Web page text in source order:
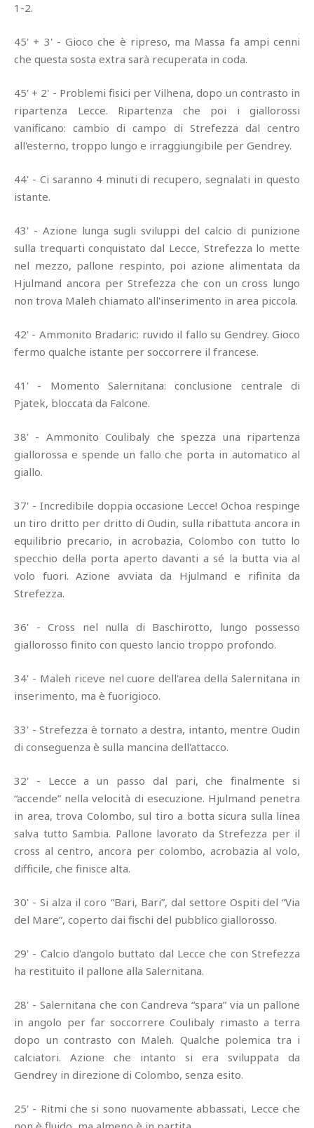
1-2.
45' + 3' - Gioco che è ripreso, ma Massa fa ampi cenni
che questa sosta extra sarà recuperata in coda.
45' + 2' - Problemi fisici per Vilhena, dopo un contrasto in
ripartenza Lecce. Ripartenza che poi i giallorossi
vanificano: cambio di campo di Strefezza dal centro
all'esterno, troppo lungo e irraggiungibile per Gendrey.
44' - Ci saranno 4 minuti di recupero, segnalati in questo
istante.
43' - Azione lunga sugli sviluppi del calcio di punizione
sulla trequarti conquistato dal Lecce, Strefezza lo mette
nel mezzo, pallone respinto, poi azione alimentata da
Hjulmand ancora per Strefezza che con un cross lungo
non trova Maleh chiamato all'inserimento in area piccola.
42' - Ammonito Bradaric: ruvido il fallo su Gendrey. Gioco
fermo qualche istante per soccorrere il francese.
41' - Momento Salernitana: conclusione centrale di
Pjatek, bloccata da Falcone.
38' - Ammonito Coulibaly che spezza una ripartenza
giallorossa e spende un fallo che porta in automatico al
giallo.
37' - Incredibile doppia occasione Lecce! Ochoa respinge
un tiro dritto per dritto di Oudin, sulla ribattuta ancora in
equilibrio precario, in acrobazia, Colombo con tutto lo
specchio della porta aperto davanti a sé la butta via al
volo fuori. Azione avviata da Hjulmand e rifinita da
Strefezza.
36' - Cross nel nulla di Baschirotto, lungo possesso
giallorosso finito con questo lancio troppo profondo.
34' - Maleh riceve nel cuore dell'area della Salernitana in
inserimento, ma è fuorigioco.
33' - Strefezza è tornato a destra, intanto, mentre Oudin
di conseguenza è sulla mancina dell'attacco.
32' - Lecce a un passo dal pari, che finalmente si
“accende” nella velocità di esecuzione. Hjulmand penetra
in area, trova Colombo, sul tiro a botta sicura sulla linea
salva tutto Sambia. Pallone lavorato da Strefezza per il
cross al centro, ancora per colombo, acrobazia al volo,
difficile, che finisce alta.
30' - Si alza il coro “Bari, Bari”, dal settore Ospiti del “Via
del Mare”, coperto dai fischi del pubblico giallorosso.
29' - Calcio d'angolo buttato dal Lecce che con Strefezza
ha restituito il pallone alla Salernitana.
28' - Salernitana che con Candreva “spara” via un pallone
in angolo per far soccorrere Coulibaly rimasto a terra
dopo un contrasto con Maleh. Qualche polemica tra i
calciatori. Azione che intanto si era sviluppata da
Gendrey in direzione di Colombo, senza esito.
25' - Ritmi che si sono nuovamente abbassati, Lecce che